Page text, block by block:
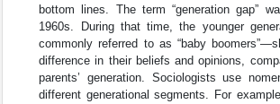
bottom lines. The term “generation gap”
1960s. During that time, the younger
commonly referred to as “baby
difference in their beliefs and opinions,
parents’ generation. Sociologists use
different generational segments. For